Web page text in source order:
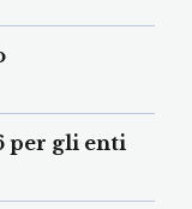
per gli enti